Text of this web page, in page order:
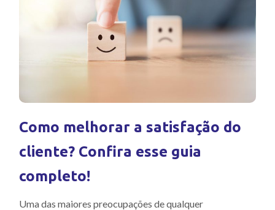
Como melhorar a satisfação do
cliente? Confira esse guia
completo!
Uma das maiores preocupações de qualquer